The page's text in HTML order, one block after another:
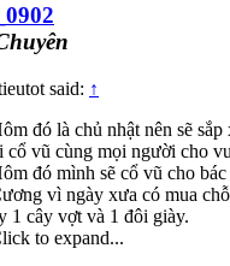
said: ↑
đó là chủ nhật nên sẽ sắp
cổ vũ cùng mọi người cho
đó mình sẽ cổ vũ cho bác
vì ngày xưa có mua
1 cây vợt và 1 đôi giày.
to expand...